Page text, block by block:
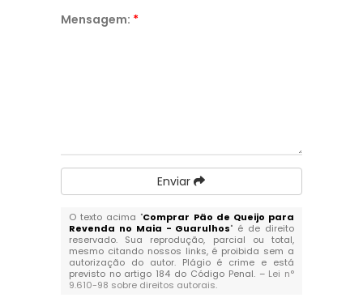
Mensagem: *
Enviar
O texto acima "Comprar Pão de Queijo para
Revenda no Maia - Guarulhos" é de direito
reservado. Sua reprodução, parcial ou total,
mesmo citando nossos links, é proibida sem a
autorização do autor. Plágio é crime e está
previsto no artigo 184 do Código Penal. – Lei n°
9.610-98 sobre direitos autorais.